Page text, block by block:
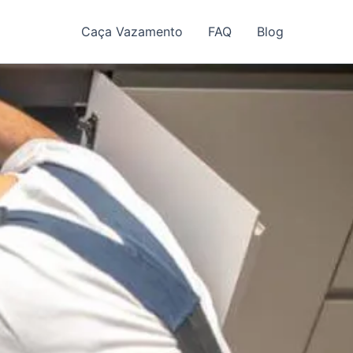
Caça Vazamento FAQ Blog